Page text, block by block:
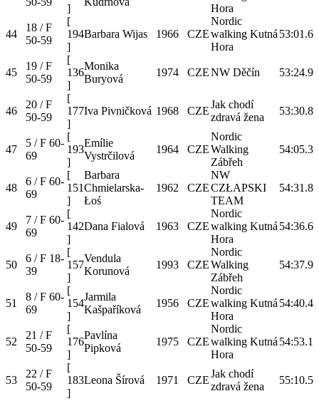
]
Hora
44
18 / F
50-59
[
194
]
Barbara Wijas 1966 CZE
Nordic
walking Kutná
Hora
53:01.6
45
19 / F
50-59
[
136
]
Monika
Buryová
1974 CZENW Děčín 53:24.9
46
20 / F
50-59
[
177
]
Iva Pivničková 1968 CZE
Jak chodí
zdravá žena
53:30.8
47
5 / F 60-
69
[
193
]
Emílie
Vystrčilová
1964 CZE
Nordic
Walking
Zábřeh
54:05.3
48
6 / F 60-
69
[
151
]
Barbara
Chmielarska-
Łoś
1962 CZE
NW
CZŁAPSKI
TEAM
54:31.8
49
7 / F 60-
69
[
142
]
Dana Fialová 1963 CZE
Nordic
walking Kutná
Hora
54:36.6
50
6 / F 18-
39
[
157
]
Vendula
Korunová
1993 CZE
Nordic
Walking
Zábřeh
54:37.9
51
8 / F 60-
69
[
154
]
Jarmila
Kašpaříková
1956 CZE
Nordic
walking Kutná
Hora
54:40.4
52
21 / F
50-59
[
176
]
Pavlína
Pipková
1975 CZE
Nordic
walking Kutná
Hora
54:53.1
53
22 / F
50-59
[
183
]
Leona Šírová 1971 CZE
Jak chodí
zdravá žena
55:10.5